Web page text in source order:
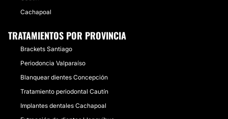
Cachapoal
TRATAMIENTOS POR PROVINCIA
Brackets Santiago
Periodoncia Valparaíso
Blanquear dientes Concepción
Tratamiento periodontal Cautín
Implantes dentales Cachapoal